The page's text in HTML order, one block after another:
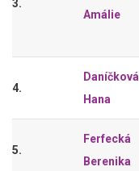
3.
Amálie
4.
Daníčková
Hana
5.
Ferfecká
Berenika